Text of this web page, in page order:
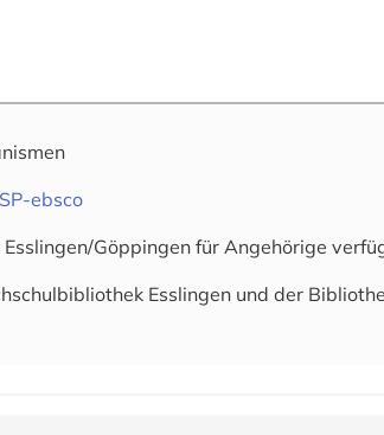
ebsco
Göppingen für Angehörige
Esslingen und der